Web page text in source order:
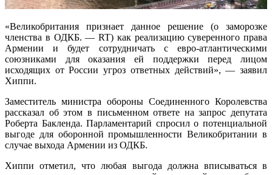
«Великобритания признает данное решение (о заморозке
членства в ОДКБ. — RT) как реализацию суверенного права
Армении и будет сотрудничать с евро-атлантическими
союзниками для оказания ей поддержки перед лицом
исходящих от России угроз ответных действий», — заявил
Хиппи.
Заместитель министра обороны Соединенного Королевства
рассказал об этом в письменном ответе на запрос депутата
Роберта Бакленда. Парламентарий спросил о потенциальной
выгоде для оборонной промышленности Великобритании в
случае выхода Армении из ОДКБ.
Хиппи отметил, что любая выгода должна вписываться в